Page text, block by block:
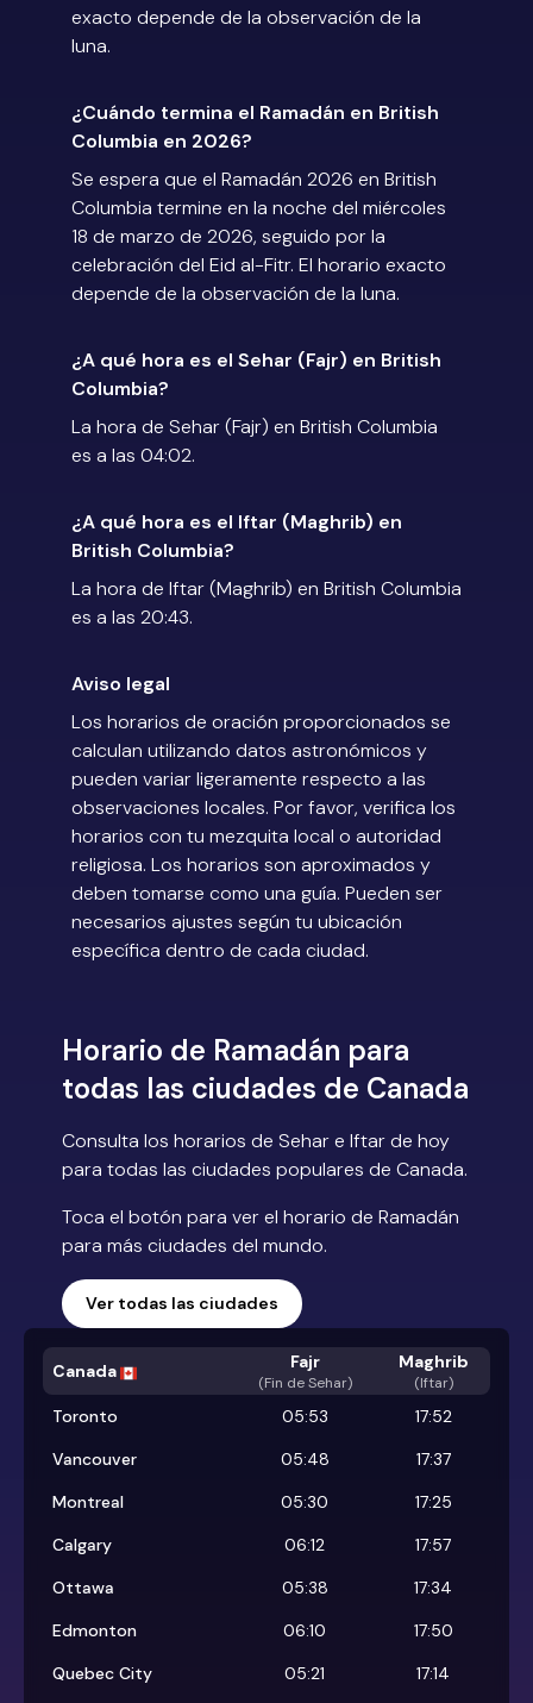
exacto depende de la observación de la
luna.
¿Cuándo termina el Ramadán en British
Columbia en 2026?
Se espera que el Ramadán 2026 en British
Columbia termine en la noche del miércoles
18 de marzo de 2026, seguido por la
celebración del Eid al-Fitr. El horario exacto
depende de la observación de la luna.
¿A qué hora es el Sehar (Fajr) en British
Columbia?
La hora de Sehar (Fajr) en British Columbia
es a las 04:02.
¿A qué hora es el Iftar (Maghrib) en
British Columbia?
La hora de Iftar (Maghrib) en British Columbia
es a las 20:43.
Aviso legal
Los horarios de oración proporcionados se
calculan utilizando datos astronómicos y
pueden variar ligeramente respecto a las
observaciones locales. Por favor, verifica los
horarios con tu mezquita local o autoridad
religiosa. Los horarios son aproximados y
deben tomarse como una guía. Pueden ser
necesarios ajustes según tu ubicación
específica dentro de cada ciudad.
Horario de Ramadán para
todas las ciudades de Canada
Consulta los horarios de Sehar e Iftar de hoy
para todas las ciudades populares de Canada.
Toca el botón para ver el horario de Ramadán
para más ciudades del mundo.
Ver todas las ciudades
Canada Fajr
(Fin de Sehar)
Maghrib
(Iftar)
Toronto 05:53
17:52
Vancouver
05:48
17:37
Montreal
05:30
17:25
Calgary
06:12
17:57
Ottawa
05:38
17:34
Edmonton
06:10
17:50
Quebec City
05:21
17:14